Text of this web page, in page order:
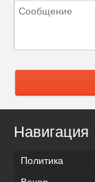
Навигация
Политика